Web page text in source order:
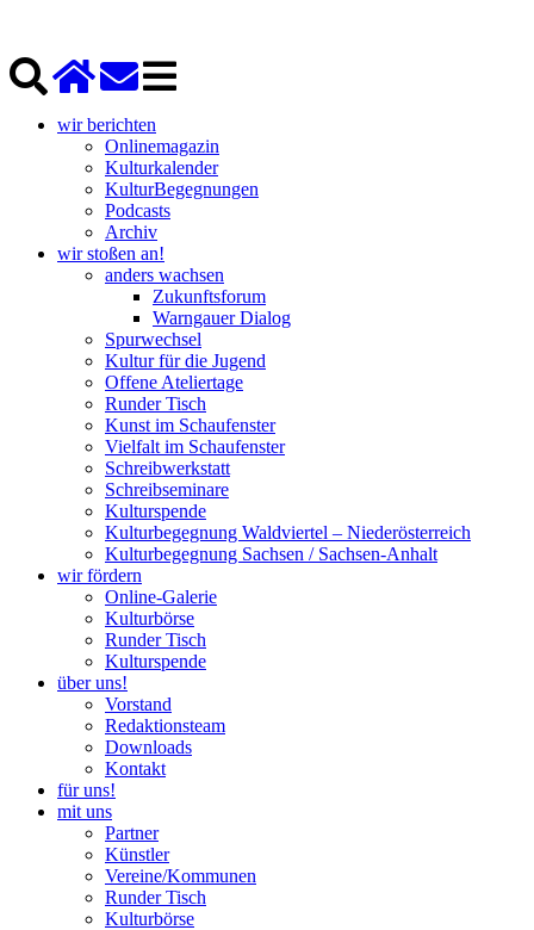
wir berichten
Onlinemagazin
Kulturkalender
KulturBegegnungen
Podcasts
Archiv
wir stoßen an!
anders wachsen
Zukunftsforum
Warngauer Dialog
Spurwechsel
Kultur für die Jugend
Offene Ateliertage
Runder Tisch
Kunst im Schaufenster
Vielfalt im Schaufenster
Schreibwerkstatt
Schreibseminare
Kulturspende
Kulturbegegnung Waldviertel – Niederösterreich
Kulturbegegnung Sachsen / Sachsen-Anhalt
wir fördern
Online-Galerie
Kulturbörse
Runder Tisch
Kulturspende
über uns!
Vorstand
Redaktionsteam
Downloads
Kontakt
für uns!
mit uns
Partner
Künstler
Vereine/Kommunen
Runder Tisch
Kulturbörse